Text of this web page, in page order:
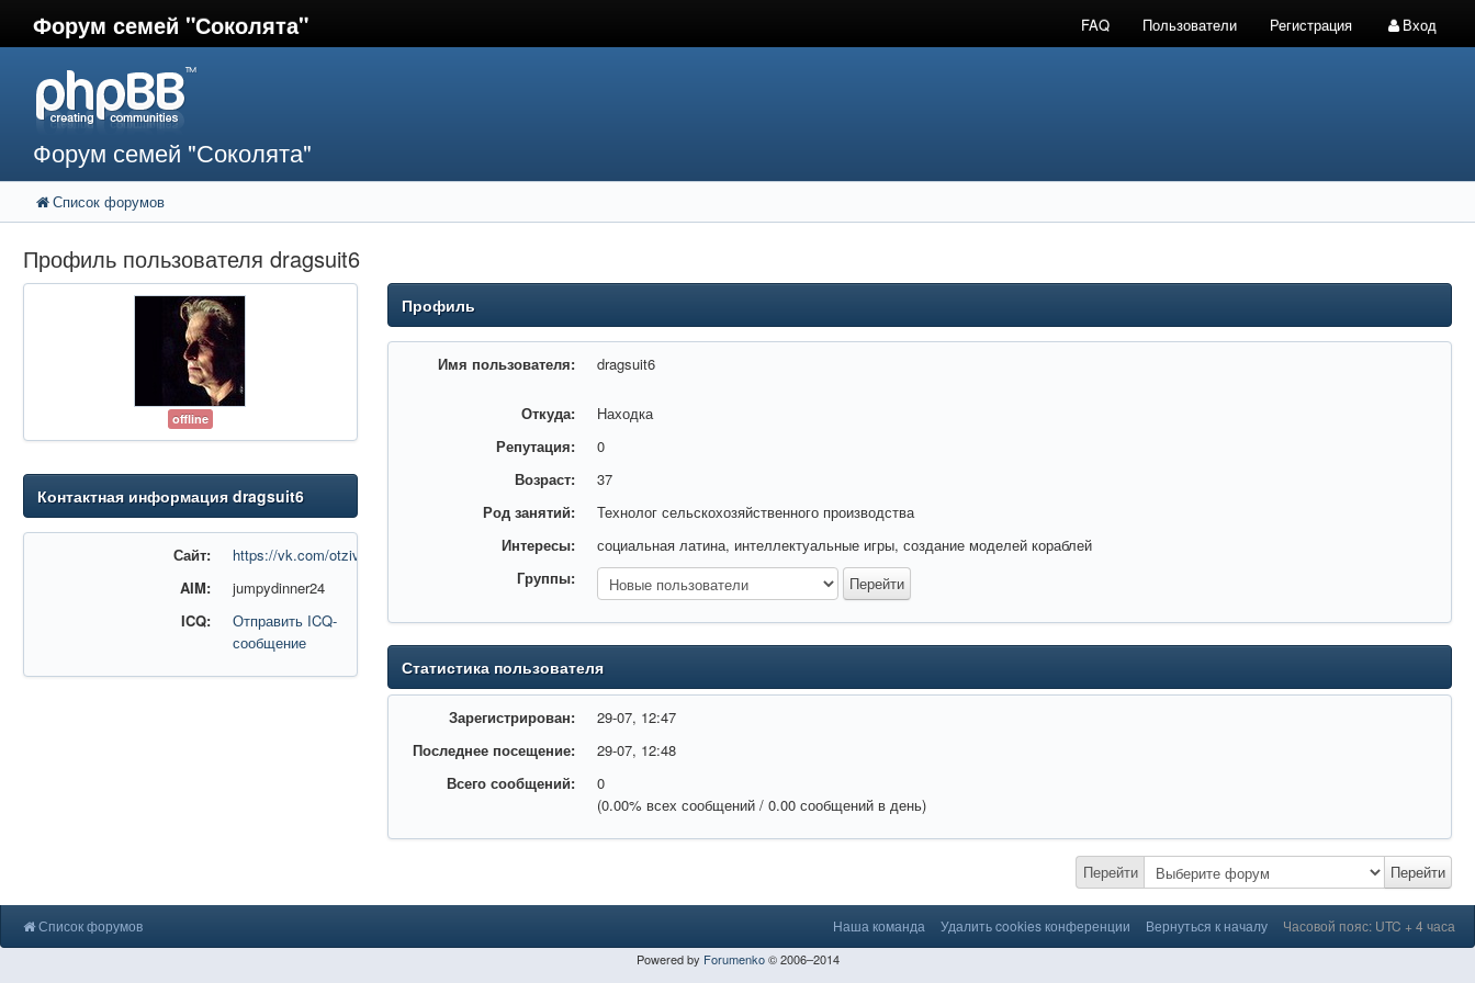
Форум семей "Соколята" FAQ Пользователи Регистрация Вход
Форум семей "Соколята"
Список форумов
Профиль пользователя dragsuit6
offline
Контактная информация dragsuit6
Сайт:
https://vk.com/otzivi_stavki_na_sport
AIM:
jumpydinner24
ICQ:
Отправить ICQ-
сообщение
Профиль
Имя пользователя: dragsuit6
Откуда:
Находка
Репутация:
0
Возраст:
37
Род занятий:
Технолог сельскохозяйственного производства
Интересы:
социальная латина, интеллектуальные игры, создание моделей кораблей
Группы:
Статистика пользователя
Зарегистрирован:
29-07, 12:47
Последнее посещение:
29-07, 12:48
Всего сообщений:
0
(0.00% всех сообщений / 0.00 сообщений в день)
Перейти Перейти
Список форумов Наша команда Удалить cookies конференции Вернуться к началу Часовой пояс: UTC + 4 часа
Powered by Forumenko© 2006–2014